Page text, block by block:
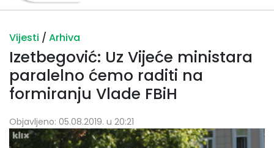
Vijesti / Arhiva
Izetbegović: Uz Vijeće ministara
paralelno ćemo raditi na
formiranju Vlade FBiH
Objavljeno: 05.08.2019. u 20:21